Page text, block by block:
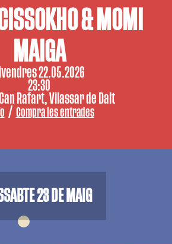
& MOMI
MAIGA
Divendres 22.05.2026
23:30
Rafart, Vilassar de Dalt
/ Compra les entrades
23 DE MAIG